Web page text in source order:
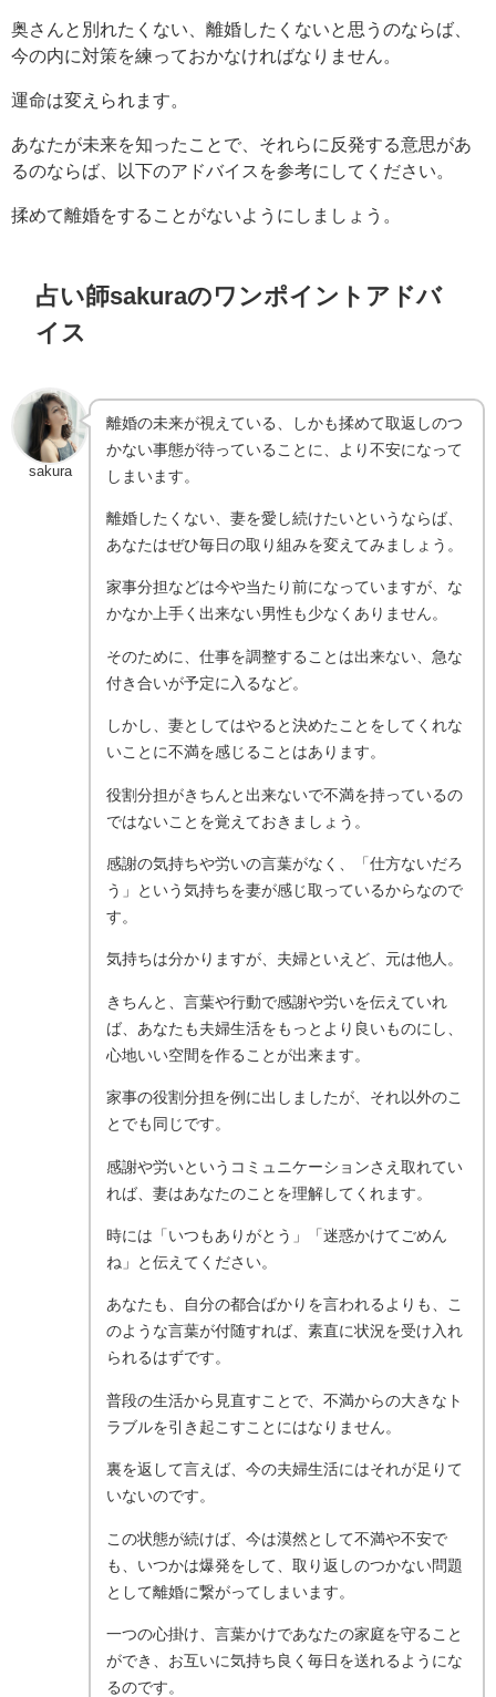
奥さんと別れたくない、離婚したくないと思うのならば、
今の内に対策を練っておかなければなりません。
運命は変えられます。
あなたが未来を知ったことで、それらに反発する意思があ
るのならば、以下のアドバイスを参考にしてください。
揉めて離婚をすることがないようにしましょう。
占い師sakuraのワンポイントアドバ
イス
sakura
離婚の未来が視えている、しかも揉めて取返しのつ
かない事態が待っていることに、より不安になって
しまいます。
離婚したくない、妻を愛し続けたいというならば、
あなたはぜひ毎日の取り組みを変えてみましょう。
家事分担などは今や当たり前になっていますが、な
かなか上手く出来ない男性も少なくありません。
そのために、仕事を調整することは出来ない、急な
付き合いが予定に入るなど。
しかし、妻としてはやると決めたことをしてくれな
いことに不満を感じることはあります。
役割分担がきちんと出来ないで不満を持っているの
ではないことを覚えておきましょう。
感謝の気持ちや労いの言葉がなく、「仕方ないだろ
う」という気持ちを妻が感じ取っているからなので
す。
気持ちは分かりますが、夫婦といえど、元は他人。
きちんと、言葉や行動で感謝や労いを伝えていれ
ば、あなたも夫婦生活をもっとより良いものにし、
心地いい空間を作ることが出来ます。
家事の役割分担を例に出しましたが、それ以外のこ
とでも同じです。
感謝や労いというコミュニケーションさえ取れてい
れば、妻はあなたのことを理解してくれます。
時には「いつもありがとう」「迷惑かけてごめん
ね」と伝えてください。
あなたも、自分の都合ばかりを言われるよりも、こ
のような言葉が付随すれば、素直に状況を受け入れ
られるはずです。
普段の生活から見直すことで、不満からの大きなト
ラブルを引き起こすことにはなりません。
裏を返して言えば、今の夫婦生活にはそれが足りて
いないのです。
この状態が続けば、今は漠然として不満や不安で
も、いつかは爆発をして、取り返しのつかない問題
として離婚に繋がってしまいます。
一つの心掛け、言葉かけであなたの家庭を守ること
ができ、お互いに気持ち良く毎日を送れるようにな
るのです。